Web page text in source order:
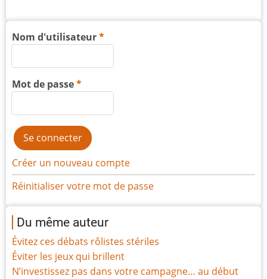
Nom d'utilisateur
Mot de passe
Créer un nouveau compte
Réinitialiser votre mot de passe
Du même auteur
Évitez ces débats rôlistes stériles
Éviter les jeux qui brillent
N’investissez pas dans votre campagne… au début